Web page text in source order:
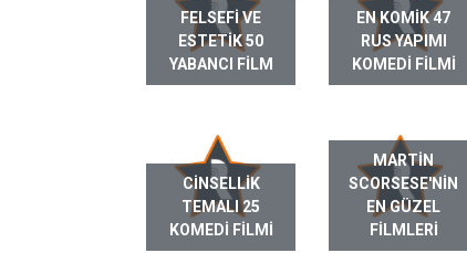
FELSEFI VE
ESTETIK 50
YABANCI FILM
EN KOMIK 47
RUS YAPIMI
KOMEDI FILMI
CINSELLIK
TEMALI 25
KOMEDI FILMI
MARTIN
SCORSESE'NIN
EN GÜZEL
FILMLERI